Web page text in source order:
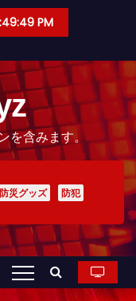
PM
を含みます。
防災グッズ
防犯